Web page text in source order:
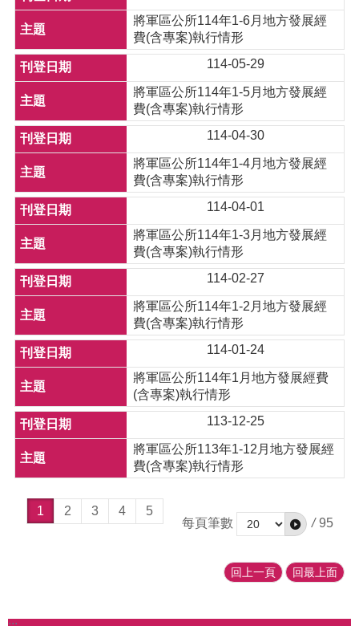
將軍區公所114年1-6月地方發展經
費(含專案)執行情形
114-05-29
將軍區公所114年1-5月地方發展經
費(含專案)執行情形
114-04-30
將軍區公所114年1-4月地方發展經
費(含專案)執行情形
114-04-01
將軍區公所114年1-3月地方發展經
費(含專案)執行情形
114-02-27
將軍區公所114年1-2月地方發展經
費(含專案)執行情形
114-01-24
將軍區公所114年1月地方發展經費
(含專案)執行情形
113-12-25
將軍區公所113年1-12月地方發展經
費(含專案)執行情形
1 2 3 4
5
每頁筆數
/ 95
回上一頁 回最上面